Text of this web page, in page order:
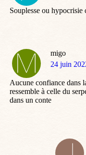
Souplesse ou hypocrisie
migo
dit
24 juin
Aucune confiance dans
ressemble à celle du
dans un conte